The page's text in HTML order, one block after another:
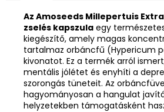
Az Amoseeds Millepertuis
zselés kapszula egy
kiegészítő, amely magas
tartalmaz orbáncfű (Hypericum
kivonatot. Ez a termék arról
mentális jólétet és enyhíti a
szorongás tüneteit. Az
hagyományosan a hangulat
helyzetekben támogatásként